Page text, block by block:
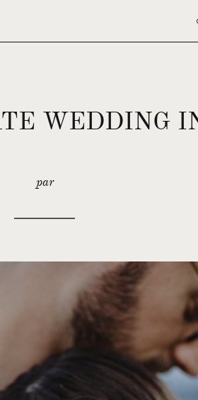
WEDDING
par